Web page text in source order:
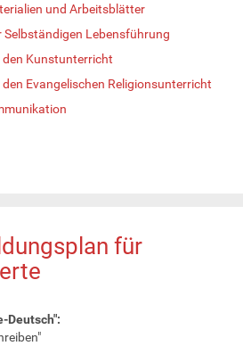
und Arbeitsblätter
Selbständigen Lebensführung
Kunstunterricht
Evangelischen Religionsunterricht
für
Deutsch":